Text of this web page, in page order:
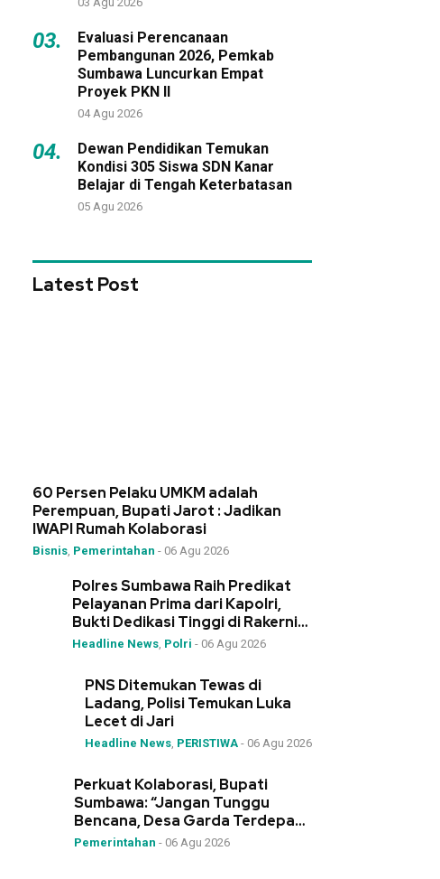
03.
Evaluasi Perencanaan
Pembangunan 2026, Pemkab
Sumbawa Luncurkan Empat
Proyek PKN II
04 Agu 2026
04.
Dewan Pendidikan Temukan
Kondisi 305 Siswa SDN Kanar
Belajar di Tengah Keterbatasan
05 Agu 2026
Latest Post
60 Persen Pelaku UMKM adalah
Perempuan, Bupati Jarot : Jadikan
IWAPI Rumah Kolaborasi
Bisnis, Pemerintahan - 06 Agu 2026
Polres Sumbawa Raih Predikat
Pelayanan Prima dari Kapolri,
Bukti Dedikasi Tinggi di Rakernis
Polda NTB
Headline News, Polri - 06 Agu 2026
PNS Ditemukan Tewas di
Ladang, Polisi Temukan Luka
Lecet di Jari
Headline News, PERISTIWA- 06 Agu 2026
Perkuat Kolaborasi, Bupati
Sumbawa: “Jangan Tunggu
Bencana, Desa Garda Terdepan
Mitigasi!”
Pemerintahan - 06 Agu 2026